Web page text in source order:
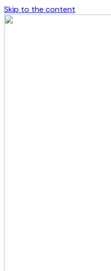
Skip to the content